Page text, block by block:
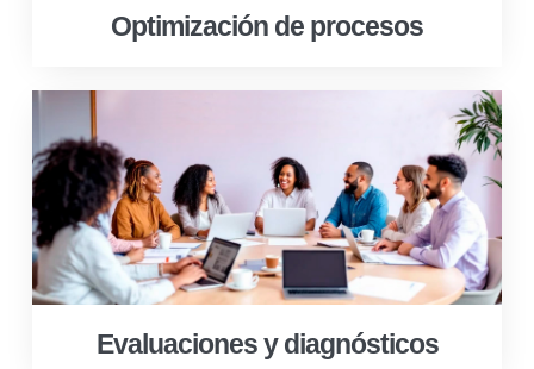
Optimización de procesos
Evaluaciones y diagnósticos